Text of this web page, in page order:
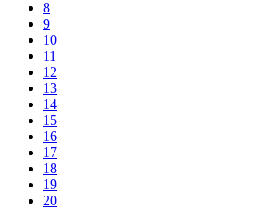
8
9
10
11
12
13
14
15
16
17
18
19
20